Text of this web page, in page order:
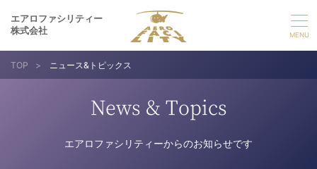
エアロファシリティー
株式会社
選ばれる理由
TOP > ニュース&トピックス
News & Topics
エアロファシリティーからのお知らせです